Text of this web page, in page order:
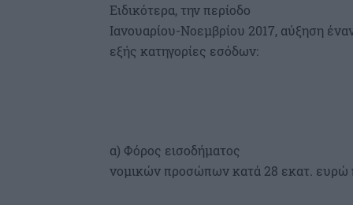
Ειδικότερα, την περίοδο
Ιανουαρίου-Νοεμβρίου 2017, αύξηση
εξής κατηγορίες εσόδων:
α) Φόρος εισοδήματος
νομικών προσώπων κατά 28 εκατ. ευρώ